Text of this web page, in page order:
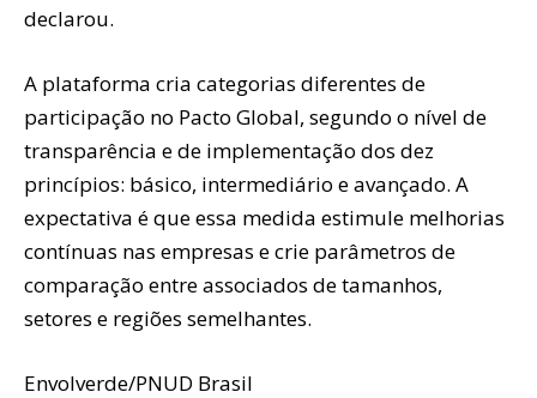
declarou.
A plataforma cria categorias diferentes de
participação no Pacto Global, segundo o nível de
transparência e de implementação dos dez
princípios: básico, intermediário e avançado. A
expectativa é que essa medida estimule melhorias
contínuas nas empresas e crie parâmetros de
comparação entre associados de tamanhos,
setores e regiões semelhantes.
Envolverde/PNUD Brasil